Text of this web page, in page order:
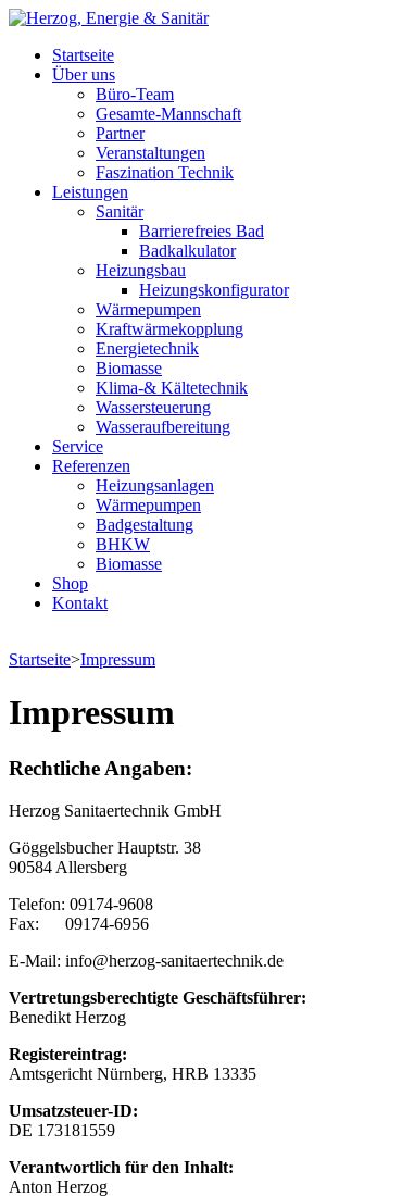
Startseite
Über uns
Büro-Team
Gesamte-Mannschaft
Partner
Veranstaltungen
Faszination Technik
Leistungen
Sanitär
Barrierefreies Bad
Badkalkulator
Heizungsbau
Heizungskonfigurator
Wärmepumpen
Kraftwärmekopplung
Energietechnik
Biomasse
Klima-& Kältetechnik
Wassersteuerung
Wasseraufbereitung
Service
Referenzen
Heizungsanlagen
Wärmepumpen
Badgestaltung
BHKW
Biomasse
Shop
Kontakt
Startseite>Impressum
Impressum
Rechtliche Angaben:
Herzog Sanitaertechnik GmbH
Göggelsbucher Hauptstr. 38
90584 Allersberg
Telefon: 09174-9608
Fax: 09174-6956
E-Mail: info@herzog-sanitaertechnik.de
Vertretungsberechtigte Geschäftsführer:
Benedikt Herzog
Registereintrag:
Amtsgericht Nürnberg, HRB 13335
Umsatzsteuer-ID:
DE 173181559
Verantwortlich für den Inhalt:
Anton Herzog